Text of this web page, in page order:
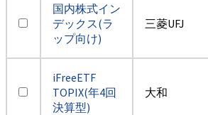
国内株式イン
デックス(ラ
ップ向け)
三菱UFJ
iFreeETF
TOPIX(年4回
決算型)
大和